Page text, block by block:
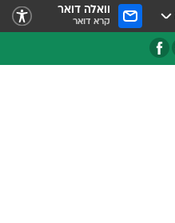
וואלה דואר
קרא דואר